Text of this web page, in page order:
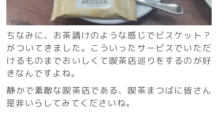
ちなみに、お茶請けのような感じでビスケット？
がついてきました。こういったサービスでいただ
けるものまでおいしくて喫茶店巡りをするのが好
きなんですよね。
静かで素敵な喫茶店である、喫茶まつばに皆さん
是非いらしてみてくださいね。